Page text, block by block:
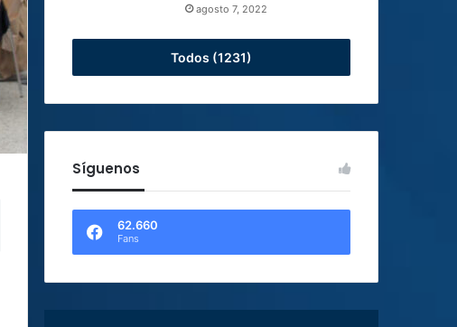
agosto 7, 2022
Todos (1231)
Síguenos
62.660
Fans